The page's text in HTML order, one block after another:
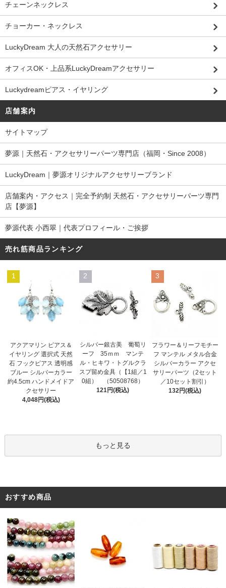
チェーンネックレス
チョーカー・ネックレス
LuckyDream 大人の天然石アクセサリー
オフィスOK・上品系LuckyDreamアクセサリー
Luckydreamピアス・イヤリング
店舗案内
サイトマップ
夢源｜天然石・アクセサリーパーツ専門店（福岡・Since 2008）
LuckyDream｜夢源オリジナルアクセサリーブランド
店舗案内・アクセス｜完全予約制 天然石・アクセサリーパーツ専門
店【夢源】
夢源代表 小西翠｜代表プロフィール・ご挨拶
売れ筋商品ランキング
1
アクアマリン ピアス＆
イヤリング 選択式 天然
石 フックピアス 透明感
ブルー シルバーカラー
約4.5cm ハンドメイドア
クセサリー
4,048円(税込)
2
シルバー銀古美 葡萄リ
ーフ 35ｍｍ マンテ
ル・ヒキワ・トグルクラ
スプ留め金具（【1組／1
0組） （50508768）
121円(税込)
3
フラワー＆リーフモチー
フ マンテル メタル合金
シルバーカラー アクセ
サリーパーツ（2セット
／10セット割引）
132円(税込)
もっと見る
おすすめ商品